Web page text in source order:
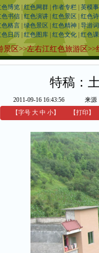
色博览 |红色网群 作者专栏 英模
色书信 |红色演讲 红色景区
红色
色格言 绿色景区 红色精神 导游
色日历 红色图库 红色文化 红色
景区>>左右江红色旅游区>>
特稿：
2011-09-16 16:43:56
来源
【字号 大 中 小】 【打印 】